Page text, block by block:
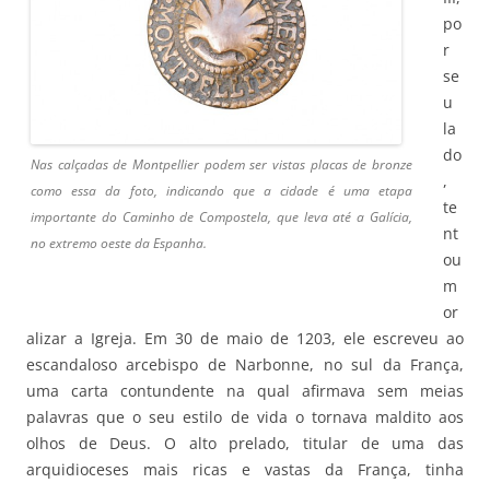
Nas calçadas de Montpellier podem ser vistas placas de bronze
como essa da foto, indicando que a cidade é uma etapa
importante do Caminho de Compostela, que leva até a Galícia,
no extremo oeste da Espanha.
po
r
se
u
la
do
,
te
nt
ou
m
or
alizar a Igreja. Em 30 de maio de 1203, ele escreveu ao
escandaloso arcebispo de Narbonne, no sul da França,
uma carta contundente na qual afirmava sem meias
palavras que o seu estilo de vida o tornava maldito aos
olhos de Deus. O alto prelado, titular de uma das
arquidioceses mais ricas e vastas da França, tinha